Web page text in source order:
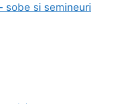
sobe si semineuri